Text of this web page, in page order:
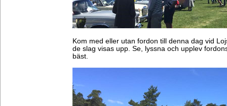
Kom med eller utan fordon till denna dag vid
de slag visas upp. Se, lyssna och upplev
bäst.